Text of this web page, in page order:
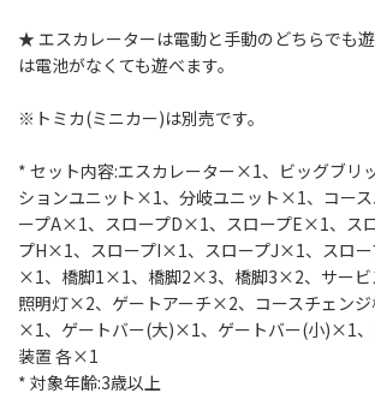
★ エスカレーターは電動と手動のどちらでも
は電池がなくても遊べます。
※トミカ(ミニカー)は別売です。
* セット内容:エスカレーター×1、ビッグブリ
ションユニット×1、分岐ユニット×1、コー
ープA×1、スロープD×1、スロープE×1、ス
プH×1、スロープI×1、スロープJ×1、スロ
×1、橋脚1×1、橋脚2×3、橋脚3×2、サー
照明灯×2、ゲートアーチ×2、コースチェン
×1、ゲートバー(大)×1、ゲートバー(小)×1、
装置 各×1
* 対象年齢:3歳以上